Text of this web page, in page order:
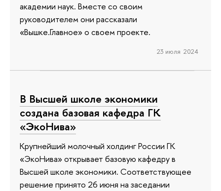
академии наук. Вместе со своим
руководителем они рассказали
«Вышке.Главное» о своем проекте.
23 июля 2024
В Высшей школе экономики
создана базовая кафедра ГК
«ЭкоНива»
Крупнейший молочный холдинг России ГК
«ЭкоНива» открывает базовую кафедру в
Высшей школе экономики. Соответствующее
решение принято 26 июня на заседании